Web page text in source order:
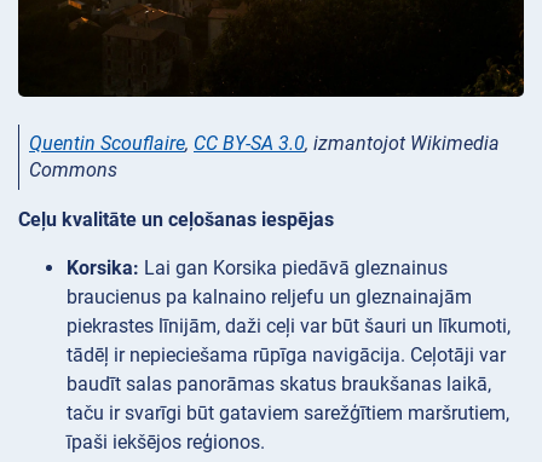
Quentin Scouflaire, CC BY-SA 3.0, izmantojot Wikimedia
Commons
Ceļu kvalitāte un ceļošanas iespējas
Korsika: Lai gan Korsika piedāvā gleznainus
braucienus pa kalnaino reljefu un gleznainajām
piekrastes līnijām, daži ceļi var būt šauri un līkumoti,
tādēļ ir nepieciešama rūpīga navigācija. Ceļotāji var
baudīt salas panorāmas skatus braukšanas laikā,
taču ir svarīgi būt gataviem sarežģītiem maršrutiem,
īpaši iekšējos reģionos.